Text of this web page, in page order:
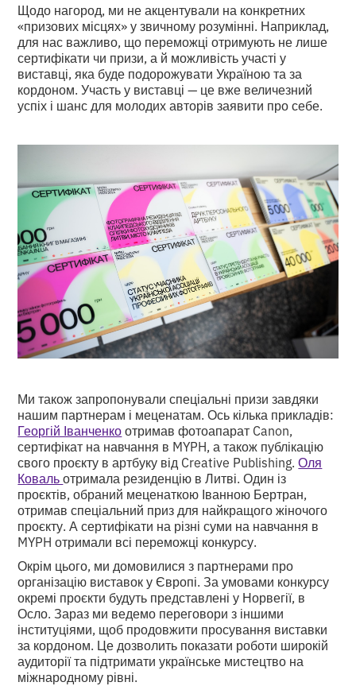
Щодо нагород, ми не акцентували на конкретних
«призових місцях» у звичному розумінні. Наприклад,
для нас важливо, що переможці отримують не лише
сертифікати чи призи, а й можливість участі у
виставці, яка буде подорожувати Україною та за
кордоном. Участь у виставці — це вже величезний
успіх і шанс для молодих авторів заявити про себе.
Ми також запропонували спеціальні призи завдяки
нашим партнерам і меценатам. Ось кілька прикладів:
Георгій Іванченкоотримав фотоапарат Canon,
сертифікат на навчання в MYPH, а також публікацію
свого проєкту в артбуку від Creative Publishing.Оля
Ковальотримала резиденцію в Литві. Один із
проєктів, обраний меценаткою Іванною Бертран,
отримав спеціальний приз для найкращого жіночого
проєкту. А сертифікати на різні суми на навчання в
MYPH отримали всі переможці конкурсу.
Окрім цього, ми домовилися з партнерами про
організацію виставок у Європі. За умовами конкурсу
окремі проєкти будуть представлені у Норвегії, в
Осло. Зараз ми ведемо переговори з іншими
інституціями, щоб продовжити просування виставки
за кордоном. Це дозволить показати роботи широкій
аудиторії та підтримати українське мистецтво на
міжнародному рівні.